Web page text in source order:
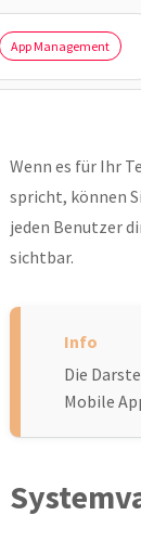
App Management
Wenn es für Ihr
spricht, können
jeden Benutzer
sichtbar.
Die
Mobile